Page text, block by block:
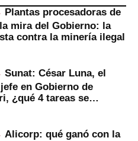
Plantas procesadoras de
mira del Gobierno: la
contra la minería ilegal
Sunat: César Luna, el
en Gobierno de
¿qué 4 tareas se
Alicorp: qué ganó con la